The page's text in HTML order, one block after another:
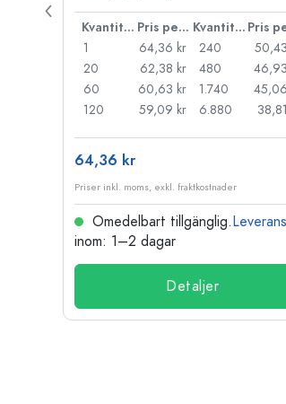
Kvantitet Pris per styck Kvantitet
1
64,36 kr
20
62,38 kr
60
60,63 kr
120
59,09 kr
240
480
1.740
6.880
64,36 kr
Priser inkl. moms, exkl. fraktkostnader
Omedelbart tillgänglig.
inom: 1–2 dagar
Detaljer